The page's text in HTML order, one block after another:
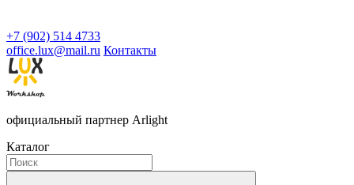
+7 (902) 514 4733
office.lux@mail.ru Контакты
официальный партнер Arlight
Каталог